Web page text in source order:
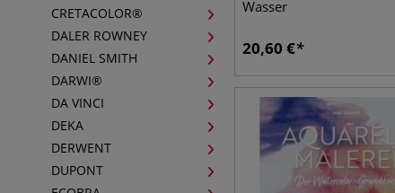
CRETACOLOR®
DALER ROWNEY
DANIEL SMITH
DARWI®
DA VINCI
DEKA
DERWENT
DUPONT
Wasser
20,60 €